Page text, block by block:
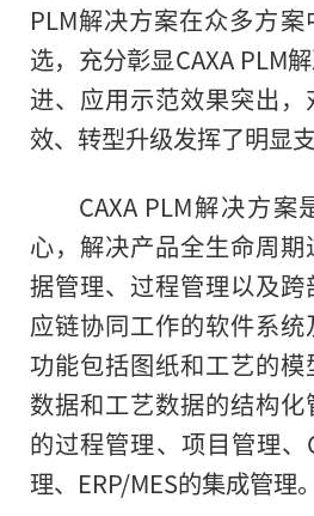
PLM解决方案在众多方
选，充分彰显CAXA PLM
进、应用示范效果突出
效、转型升级发挥了明显
CAXA PLM解决方
心，解决产品全生命周
据管理、过程管理以及
应链协同工作的软件系
功能包括图纸和工艺的
数据和工艺数据的结构
的过程管理、项目管理
理、ERP/MES的集成管理。